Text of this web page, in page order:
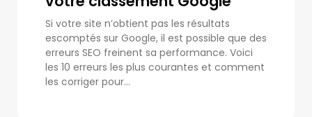
Si votre site n’obtient pas les résultats
escomptés sur Google, il est possible que des
erreurs SEO freinent sa performance. Voici
les 10 erreurs les plus courantes et comment
les corriger pour...